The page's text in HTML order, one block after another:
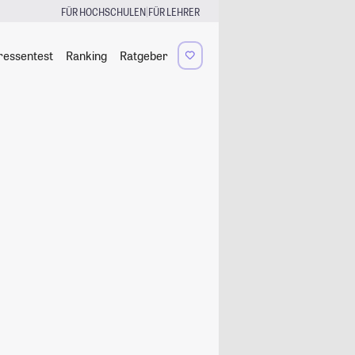
FÜR HOCHSCHULEN|FÜR LEHRER
Ranking Ratgeber